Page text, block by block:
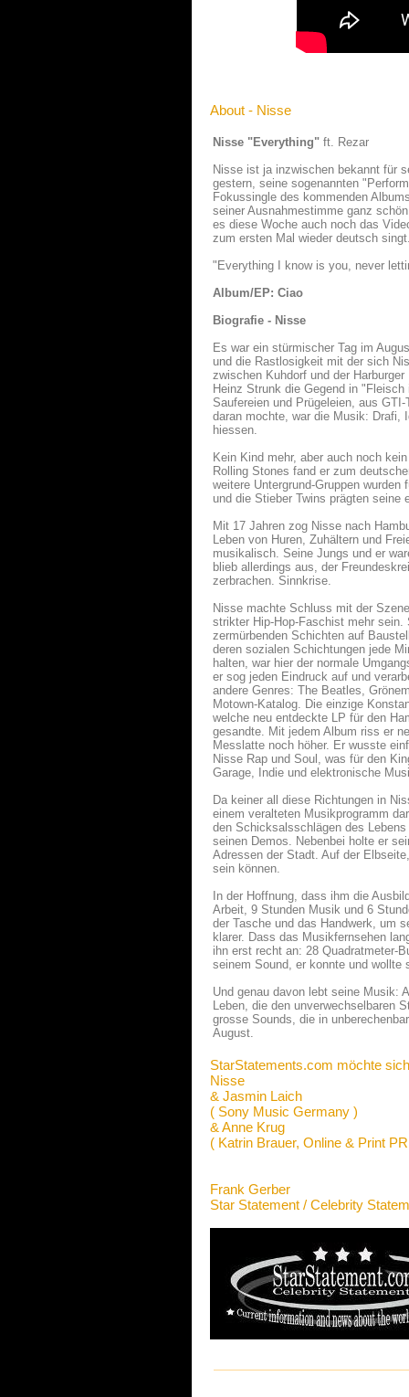
About - Nisse
Nisse "Everything" ft. Rezar
Nisse ist ja inzwischen bekannt für
gestern, seine sogenannten
Fokussingle des kommenden
seiner Ausnahmestimme ganz
es diese Woche auch noch das
zum ersten Mal wieder deutsch
"Everything I know is you, never
Album/EP: Ciao
Biografie - Nisse
Es war ein stürmischer Tag im
und die Rastlosigkeit mit der sich
zwischen Kuhdorf und der
Heinz Strunk die Gegend in
Saufereien und Prügeleien, aus
daran mochte, war die Musik: Drafi,
hiessen.
Kein Kind mehr, aber auch noch
Rolling Stones fand er zum
weitere Untergrund-Gruppen
und die Stieber Twins prägten
Mit 17 Jahren zog Nisse nach
Leben von Huren, Zuhältern und
musikalisch. Seine Jungs und er
blieb allerdings aus, der
zerbrachen. Sinnkrise.
Nisse machte Schluss mit der
strikter Hip-Hop-Faschist mehr
zermürbenden Schichten auf
deren sozialen Schichtungen jede
halten, war hier der normale
er sog jeden Eindruck auf und
andere Genres: The Beatles,
Motown-Katalog. Die einzige
welche neu entdeckte LP für den
gesandte. Mit jedem Album riss er
Messlatte noch höher. Er wusste
Nisse Rap und Soul, was für den
Garage, Indie und elektronische
Da keiner all diese Richtungen in
einem veralteten Musikprogramm
den Schicksalsschlägen des
seinen Demos. Nebenbei holte er
Adressen der Stadt. Auf der
sein können.
In der Hoffnung, dass ihm die
Arbeit, 9 Stunden Musik und 6
der Tasche und das Handwerk, um
klarer. Dass das Musikfernsehen
ihn erst recht an: 28 Quadratmeter-
seinem Sound, er konnte und wollte
Und genau davon lebt seine Musik:
Leben, die den unverwechselbaren
grosse Sounds, die in
August.
StarStatements.com möchte
Nisse
& Jasmin Laich
( Sony Music Germany )
& Anne Krug
( Katrin Brauer, Online & Print
Frank Gerber
Star Statement / Celebrity